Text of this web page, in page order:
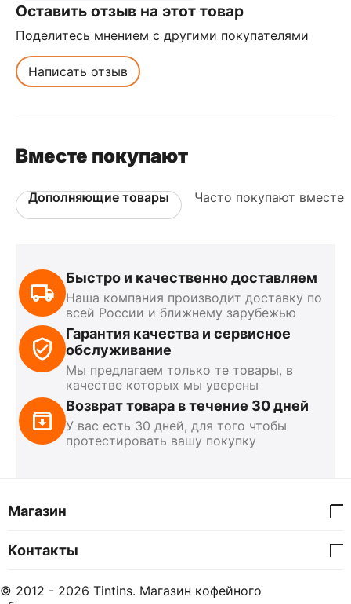
Оставить отзыв на этот товар
Поделитесь мнением с другими покупателями
Написать отзыв
Вместе покупают
Дополняющие товары Часто покупают вместе
Быстро и качественно доставляем
Наша компания производит доставку по
всей России и ближнему зарубежью
Гарантия качества и сервисное
обслуживание
Мы предлагаем только те товары, в
качестве которых мы уверены
Возврат товара в течение 30 дней
У вас есть 30 дней, для того чтобы
протестировать вашу покупку
Магазин
Контакты
© 2012 - 2026 Tintins. Магазин кофейного